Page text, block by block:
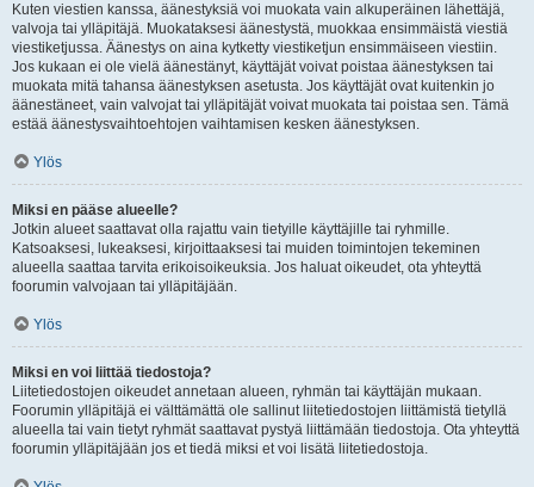
Kuten viestien kanssa, äänestyksiä voi muokata vain alkuperäinen lähettäjä,
valvoja tai ylläpitäjä. Muokataksesi äänestystä, muokkaa ensimmäistä viestiä
viestiketjussa. Äänestys on aina kytketty viestiketjun ensimmäiseen viestiin.
Jos kukaan ei ole vielä äänestänyt, käyttäjät voivat poistaa äänestyksen tai
muokata mitä tahansa äänestyksen asetusta. Jos käyttäjät ovat kuitenkin jo
äänestäneet, vain valvojat tai ylläpitäjät voivat muokata tai poistaa sen. Tämä
estää äänestysvaihtoehtojen vaihtamisen kesken äänestyksen.
Ylös
Miksi en pääse alueelle?
Jotkin alueet saattavat olla rajattu vain tietyille käyttäjille tai ryhmille.
Katsoaksesi, lukeaksesi, kirjoittaaksesi tai muiden toimintojen tekeminen
alueella saattaa tarvita erikoisoikeuksia. Jos haluat oikeudet, ota yhteyttä
foorumin valvojaan tai ylläpitäjään.
Ylös
Miksi en voi liittää tiedostoja?
Liitetiedostojen oikeudet annetaan alueen, ryhmän tai käyttäjän mukaan.
Foorumin ylläpitäjä ei välttämättä ole sallinut liitetiedostojen liittämistä tietyllä
alueella tai vain tietyt ryhmät saattavat pystyä liittämään tiedostoja. Ota yhteyttä
foorumin ylläpitäjään jos et tiedä miksi et voi lisätä liitetiedostoja.